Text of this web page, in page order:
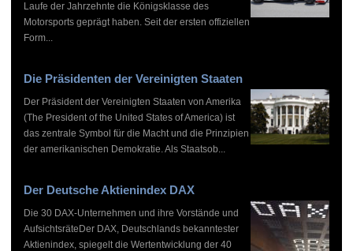
Laufe der Jahrzehnte die Königsklasse des
Motorsports geprägt haben. Seit der ersten offiziellen
Form...
Die Präsidenten der Vereinigten Staaten
Der Präsident der Vereinigten Staaten von Amerika
(The President of the United States of America) ist
das zentrale Symbol für die Macht und die Prinzipien
der amerikanischen Demokratie. Als Staatsob...
Der Deutsche Aktienindex DAX
Die 30 DAX-Unternehmen und ihre Vorstände und
AufsichtsräteDer DAX, Deutschlands bekanntester
Aktienindex, spiegelt die Wertentwicklung der 40